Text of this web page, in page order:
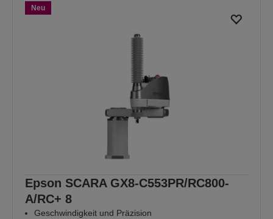
Neu
Epson SCARA GX8-C553PR/RC800-
A/RC+ 8
Geschwindigkeit und Präzision